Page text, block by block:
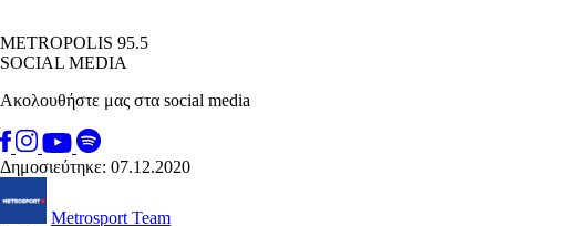
METROPOLIS 95.5
SOCIAL MEDIA
Ακολουθήστε μας στα social media
Δημοσιεύτηκε: 07.12.2020
Metrosport Team